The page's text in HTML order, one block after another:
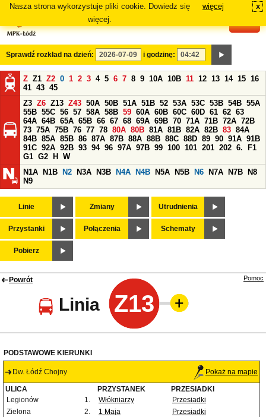
Nasza strona wykorzystuje pliki cookie. Dowiedz się
więcej.
więcej x
Sprawdź rozkład na dzień: i godzinę:
Z Z1 Z2 0 1 2 3 4 5 6 7 8 9 10A 10B 11 12 13 14 15 16
41 43 45
Z3 Z6 Z13 Z43 50A 50B 51A 51B 52 53A 53C 53B 54B 55A
55B 55C 56 57 58A 58B 59 60A 60B 60C 60D 61 62 63
64A 64B 65A 65B 66 67 68 69A 69B 70 71A 71B 72A 72B
73 75A 75B 76 77 78 80A 80B 81A 81B 82A 82B 83 84A
84B 85A 85B 86 87A 87B 88A 88B 88C 88D 89 90 91A 91B
91C 92A 92B 93 94 96 97A 97B 99 100 101 201 202 6.
F1
G1 G2 H
W
N1A
N1B N2 N3A N3B N4A N4B N5A N5B N6 N7A N7B
N8
N9
Linie Zmiany Utrudnienia
Przystanki Połączenia Schematy
Pobierz
Powrót
Linia Z13
Pomoc
PODSTAWOWE KIERUNKI
Dw. Łódź Chojny Pokaż na mapie
ULICA PRZYSTANEK
PRZESIADKI
Legionów
1. Włókniarzy
Przesiadki
Zielona
2. 1 Maja
Przesiadki